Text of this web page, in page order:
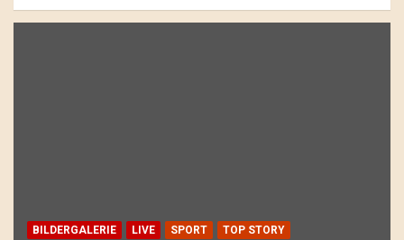
BILDERGALERIE LIVE SPORT TOP STORY